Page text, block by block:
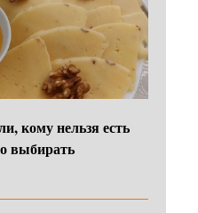
кому нельзя есть
выбирать